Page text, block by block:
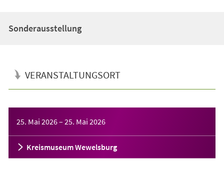
Sonderausstellung
VERANSTALTUNGSORT
25. Mai 2026– 25. Mai 2026
Kreismuseum Wewelsburg